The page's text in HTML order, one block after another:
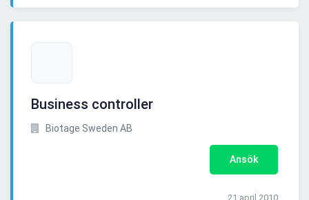
Business controller
Biotage Sweden AB
Ansök
21 april 2010